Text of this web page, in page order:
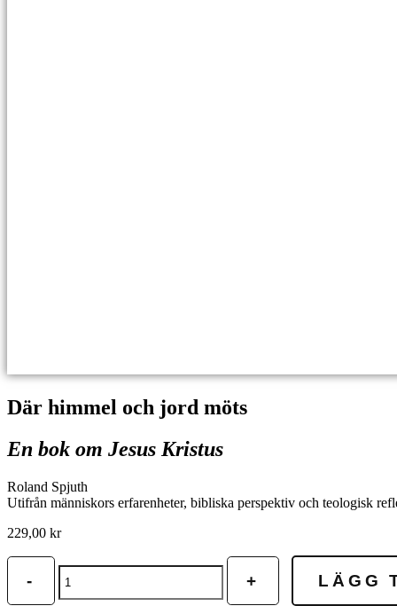
Där himmel och jord möts
En bok om Jesus Kristus
Roland Spjuth
Utifrån människors erfarenheter, bibliska perspektiv och teologisk
229,00 kr
-
Där
himmel
och
+ LÄGG